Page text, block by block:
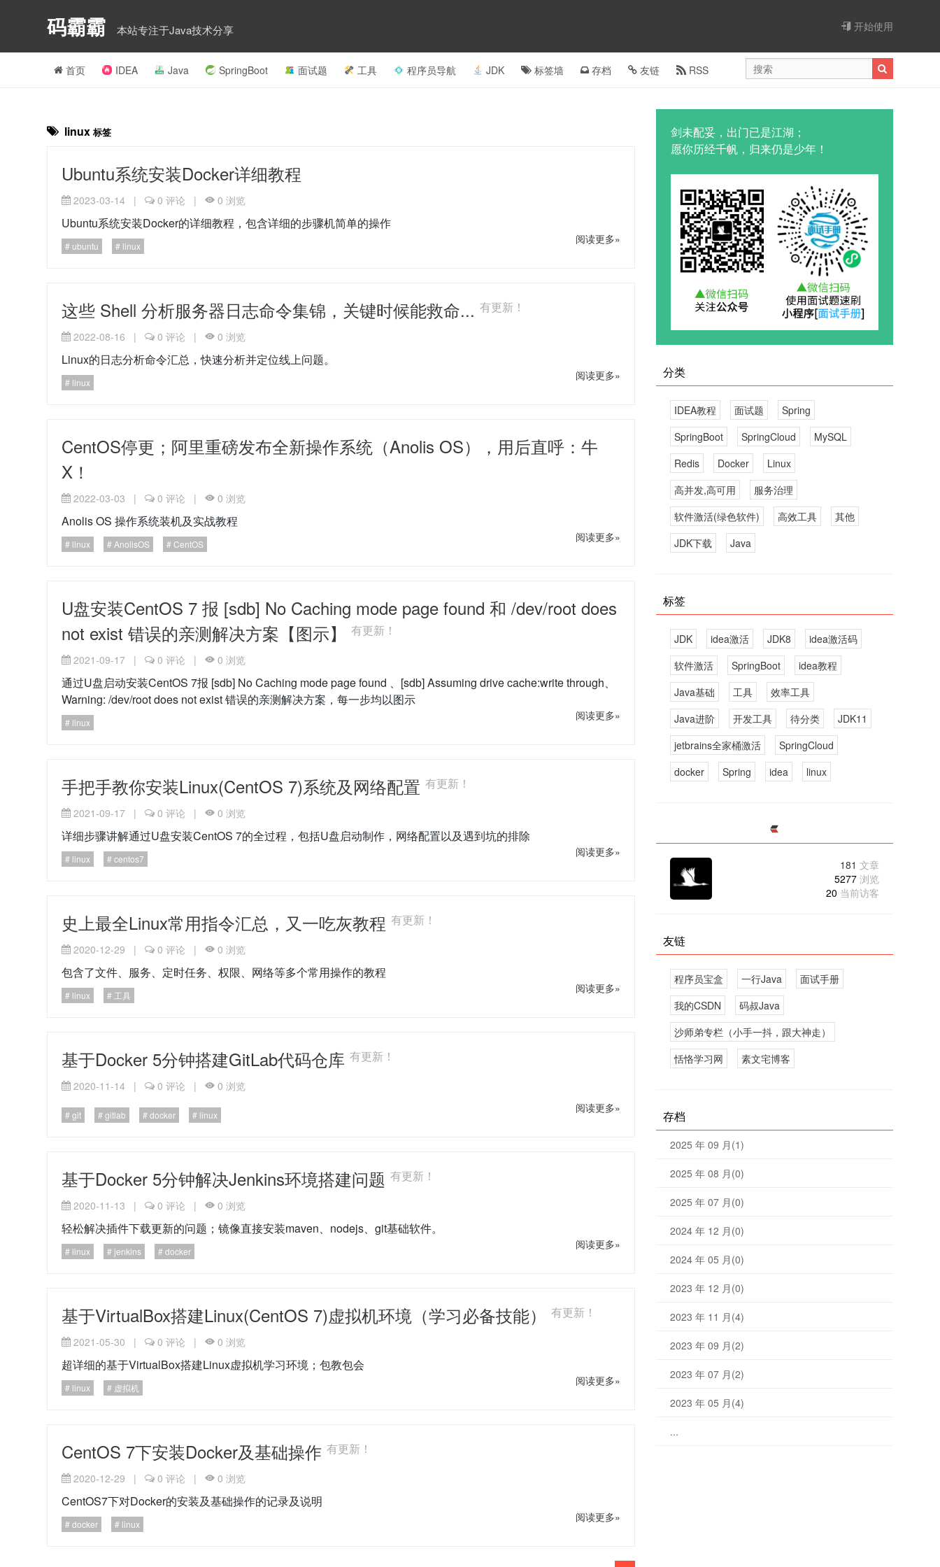
码霸霸 本站专注于Java技术分享 开始使用
首页 IDEA Java SpringBoot 面试题 工具 程序员导航 JDK 标签墙 存档 友链 RSS
linux标签
Ubuntu系统安装Docker详细教程
2023-03-14 | 0 评论 | 0 浏览
Ubuntu系统安装Docker的详细教程，包含详细的步骤机简单的操作
ubuntu linux
阅读更多»
这些 Shell 分析服务器日志命令集锦，关键时候能救命...有更新！
2022-08-16 | 0 评论 | 0 浏览
Linux的日志分析命令汇总，快速分析并定位线上问题。
linux
阅读更多»
CentOS停更；阿里重磅发布全新操作系统（Anolis OS），用后直呼：牛
X！
2022-03-03 | 0 评论 | 0 浏览
Anolis OS 操作系统装机及实战教程
linux AnolisOS CentOS
阅读更多»
U盘安装CentOS 7 报 [sdb] No Caching mode page found 和 /dev/root does
not exist 错误的亲测解决方案【图示】有更新！
2021-09-17 | 0 评论 | 0 浏览
通过U盘启动安装CentOS 7报 [sdb] No Caching mode page found 、[sdb] Assuming drive cache:write through、
Warning: /dev/root does not exist 错误的亲测解决方案，每一步均以图示
linux
阅读更多»
手把手教你安装Linux(CentOS 7)系统及网络配置有更新！
2021-09-17 | 0 评论 | 0 浏览
详细步骤讲解通过U盘安装CentOS 7的全过程，包括U盘启动制作，网络配置以及遇到坑的排除
linux centos7
阅读更多»
史上最全Linux常用指令汇总，又一吃灰教程有更新！
2020-12-29 | 0 评论 | 0 浏览
包含了文件、服务、定时任务、权限、网络等多个常用操作的教程
linux 工具
阅读更多»
基于Docker 5分钟搭建GitLab代码仓库有更新！
2020-11-14 | 0 评论 | 0 浏览
git gitlab docker linux
阅读更多»
基于Docker 5分钟解决Jenkins环境搭建问题有更新！
2020-11-13 | 0 评论 | 0 浏览
轻松解决插件下载更新的问题；镜像直接安装maven、nodejs、git基础软件。
linux jenkins docker
阅读更多»
基于VirtualBox搭建Linux(CentOS 7)虚拟机环境（学习必备技能）有更新！
2021-05-30 | 0 评论 | 0 浏览
超详细的基于VirtualBox搭建Linux虚拟机学习环境；包教包会
linux 虚拟机
阅读更多»
CentOS 7下安装Docker及基础操作有更新！
2020-12-29 | 0 评论 | 0 浏览
CentOS7下对Docker的安装及基础操作的记录及说明
docker linux
阅读更多»
剑未配妥，出门已是江湖；
愿你历经千帆，归来仍是少年！
分类
IDEA教程 面试题
Spring
SpringBoot
SpringCloud
MySQL
Redis
Docker
Linux
高并发,高可用
服务治理
软件激活(绿色软件)
高效工具
其他
JDK下载
Java
标签
JDK idea激活 JDK8
idea激活码
软件激活
SpringBoot
idea教程
Java基础
工具
效率工具
Java进阶
开发工具 待分类
JDK11
jetbrains全家桶激活
SpringCloud
docker
Spring idea linux
181 文章
5277 浏览
20 当前访客
友链
程序员宝盒 一行Java
面试手册
我的CSDN
码叔Java
沙师弟专栏（小手一抖，跟大神走）
恬恪学习网
素文宅博客
存档
2025 年 09 月(1)
2025 年 08 月(0)
2025 年 07 月(0)
2024 年 12 月(0)
2024 年 05 月(0)
2023 年 12 月(0)
2023 年 11 月(4)
2023 年 09 月(2)
2023 年 07 月(2)
2023 年 05 月(4)
...